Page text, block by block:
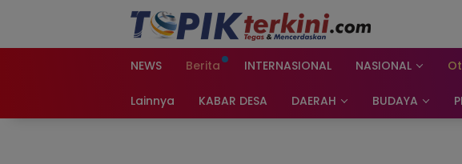
NEWS Berita INTERNASIONAL NASIONAL
Lainnya KABAR DESA DAERAH BUDAYA